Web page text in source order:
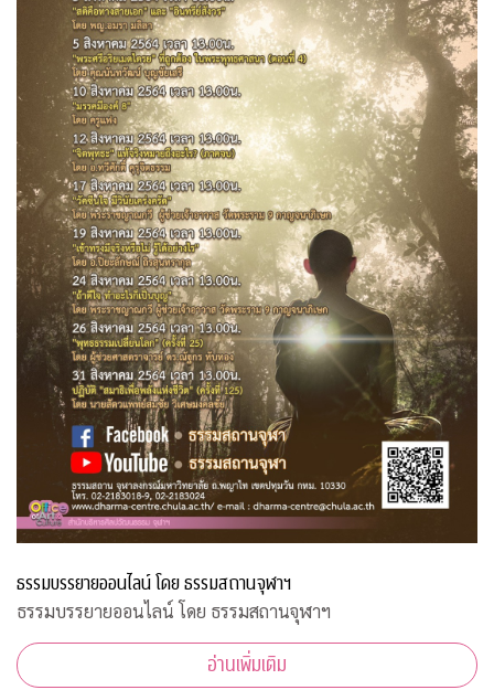
ธรรมบรรยายออนไลน์ โดย ธรรมสถานจุฬาฯ
ธรรมบรรยายออนไลน์ โดย ธรรมสถานจุฬาฯ
อ่านเพิ่มเติม